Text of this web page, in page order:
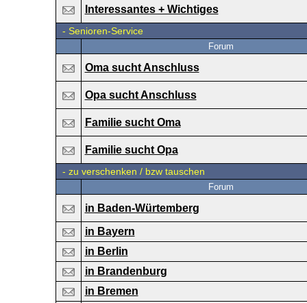
Interessantes + Wichtiges
- Senioren-Service
Forum
Oma sucht Anschluss
Opa sucht Anschluss
Familie sucht Oma
Familie sucht Opa
- zu verschenken / bzw tauschen
Forum
in Baden-Würtemberg
in Bayern
in Berlin
in Brandenburg
in Bremen